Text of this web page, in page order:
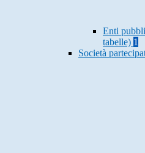
Enti
tabelle) 1
Società